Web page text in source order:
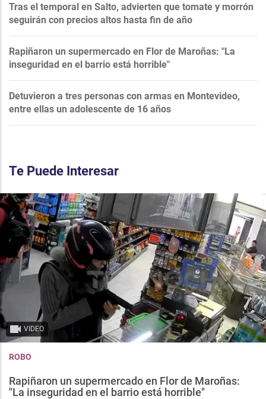
Tras el temporal en Salto, advierten que tomate y morrón
seguirán con precios altos hasta fin de año
Rapiñaron un supermercado en Flor de Maroñas: "La
inseguridad en el barrio está horrible"
Detuvieron a tres personas con armas en Montevideo,
entre ellas un adolescente de 16 años
Te Puede Interesar
VIDEO
ROBO
Rapiñaron un supermercado en Flor de Maroñas:
"La inseguridad en el barrio está horrible"